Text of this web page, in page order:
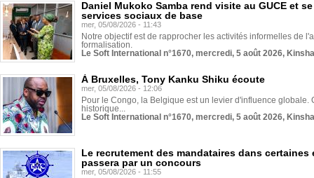
Daniel Mukoko Samba rend visite au GUCE et
services sociaux de base
mer, 05/08/2026 - 11:43
Notre objectif est de rapprocher les activités informelles de
formalisation.
Le Soft International n°1670, mercredi, 5 août 2026,
À Bruxelles, Tony Kanku Shiku écoute
mer, 05/08/2026 - 12:06
Pour le Congo, la Belgique est un levier d'influence globale.
historique...
Le Soft International n°1670, mercredi, 5 août 2026,
Le recrutement des mandataires dans
passera par un concours
mer, 05/08/2026 - 11:55